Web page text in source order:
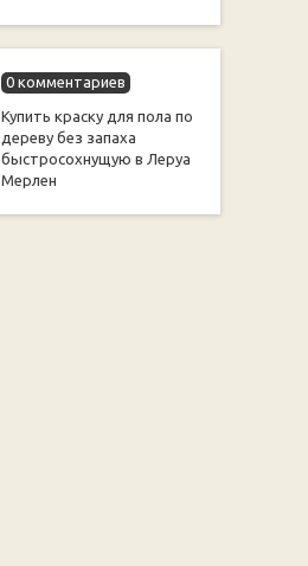
0 комментариев
Купить краску для пола по
дереву без запаха
быстросохнущую в Леруа
Мерлен